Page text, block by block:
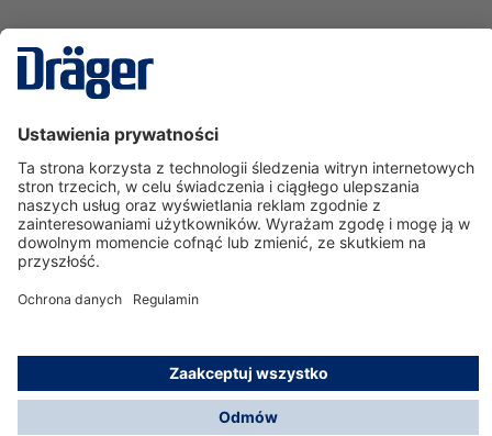
Serwisowa linia hotline
O nas
Korzystanie ze sklepu
© Dräger Polska Sp. z o.o., 2025